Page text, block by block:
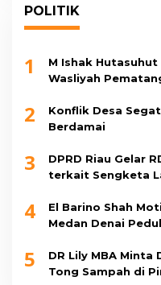
POLITIK
1
M Ishak
Wasliyah
2
Konflik Desa
Berdamai
3
DPRD Riau Gelar
terkait Sengketa
4
El Barino Shah
Medan Denai
5
DR Lily MBA Minta
Tong Sampah di